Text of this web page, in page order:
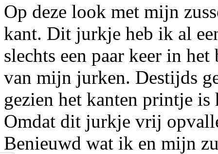
Op deze look met mijn
kant. Dit jurkje heb ik al
slechts een paar keer in het
van mijn jurken. Destijds
gezien het kanten printje
Omdat dit jurkje vrij
Benieuwd wat ik en mijn